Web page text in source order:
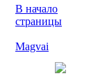
В начало
страницы
Magvai